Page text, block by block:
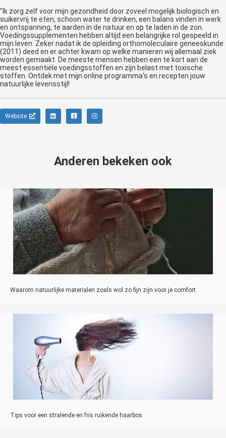
"Ik zorg zelf voor mijn gezondheid door zoveel mogelijk biologisch en
suikervrij te eten, schoon water te drinken, een balans vinden in werk
en ontspanning, te aarden in de natuur en op te laden in de zon.
Voedingssupplementen hebben altijd een belangrijke rol gespeeld in
mijn leven. Zeker nadat ik de opleiding orthomoleculaire geneeskunde
(2011) deed en er achter kwam op welke manieren wij allemaal ziek
worden gemaakt. De meeste mensen hebben een te kort aan de
meest essentiële voedingsstoffen en zijn belast met toxische
stoffen. Ontdek met mijn online programma's en recepten jouw
natuurlijke levensstijl!
Website
Anderen bekeken ook
Waarom natuurlijke materialen zoals wol zo fijn zijn voor je comfort
Tips voor een stralende en fris ruikende haarbos